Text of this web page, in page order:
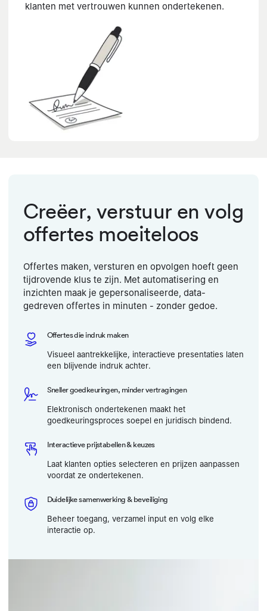
klanten met vertrouwen kunnen ondertekenen.
Creëer, verstuur en volg
offertes moeiteloos
Offertes maken, versturen en opvolgen hoeft geen
tijdrovende klus te zijn. Met automatisering en
inzichten maak je gepersonaliseerde, data-
gedreven offertes in minuten - zonder gedoe.
Offertes die indruk maken
Visueel aantrekkelijke, interactieve presentaties laten
een blijvende indruk achter.
Sneller goedkeuringen, minder vertragingen
Elektronisch ondertekenen maakt het
goedkeuringsproces soepel en juridisch bindend.
Interactieve prijstabellen & keuzes
Laat klanten opties selecteren en prijzen aanpassen
voordat ze ondertekenen.
Duidelijke samenwerking & beveiliging
Beheer toegang, verzamel input en volg elke
interactie op.